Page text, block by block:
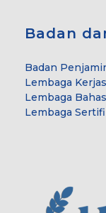
Badan
Badan
Lembaga
Lembaga
Lembaga